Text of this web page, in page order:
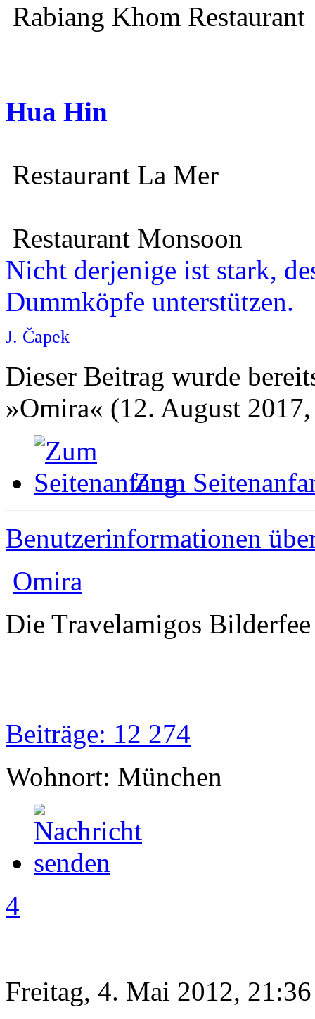
Rabiang Khom Restaurant
Hua Hin
Restaurant La Mer
Restaurant Monsoon
Nicht derjenige ist stark,
Dummköpfe unterstützen.
J. Čapek
Dieser Beitrag wurde
»Omira« (12. August
Zum
Benutzerinformationen
Omira
Die Travelamigos Bilderfee
Beiträge: 12 274
Wohnort: München
4
Freitag, 4. Mai 2012, 21:36